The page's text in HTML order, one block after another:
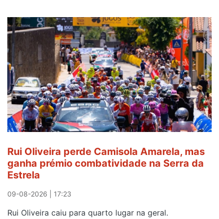
Rui Oliveira perde Camisola Amarela, mas
ganha prémio combatividade na Serra da
Estrela
09-08-2026 | 17:23
Rui Oliveira caiu para quarto lugar na geral.